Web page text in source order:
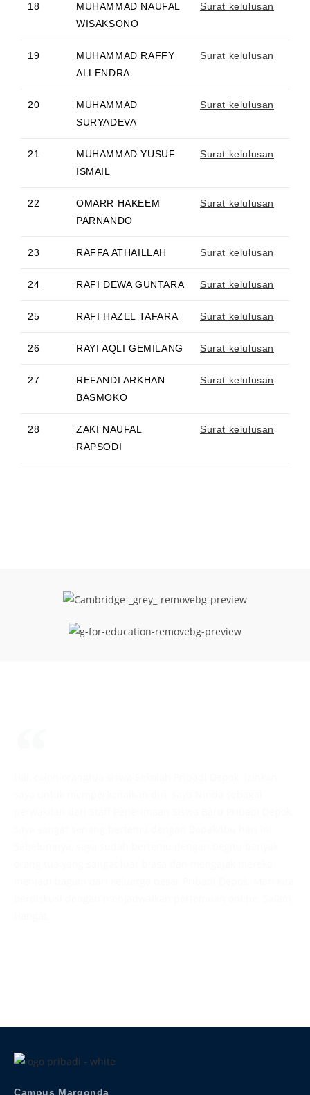
18
MUHAMMAD NAUFAL
WISAKSONO
Surat kelulusan
19
MUHAMMAD RAFFY
ALLENDRA
Surat kelulusan
20
MUHAMMAD
SURYADEVA
Surat kelulusan
21
MUHAMMAD YUSUF
ISMAIL
Surat kelulusan
22
OMARR HAKEEM
PARNANDO
Surat kelulusan
23 RAFFA ATHAILLAH Surat kelulusan
24 RAFI DEWA GUNTARA Surat kelulusan
25 RAFI HAZEL TAFARA Surat kelulusan
26 RAYI AQLI GEMILANG Surat kelulusan
27
REFANDI ARKHAN
BASMOKO
Surat kelulusan
28
ZAKI NAUFAL
RAPSODI
Surat kelulusan
Campus Margonda